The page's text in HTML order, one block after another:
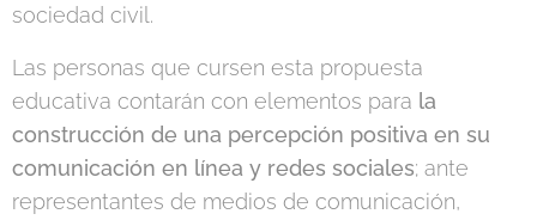
sociedad civil.
Las personas que cursen esta propuesta
educativa contarán con elementos para la
construcción de una percepción positiva en su
comunicación en línea y redes sociales; ante
representantes de medios de comunicación,